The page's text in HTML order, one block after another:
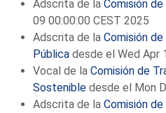
Adscrita de laComisión
09 00:00:00 CEST 2025
Adscrita de laComisión
Pública desde el Wed Apr
Vocal de laComisión de
Sostenible desde el Mon
Adscrita de laComisión